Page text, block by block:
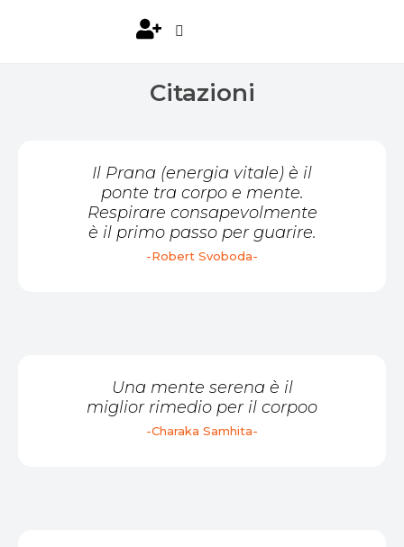
Citazioni
Il Prana (energia vitale) è il
ponte tra corpo e mente.
Respirare consapevolmente
è il primo passo per guarire.
-Robert Svoboda-
Una mente serena è il
miglior rimedio per il corpoo
-Charaka Samhita-